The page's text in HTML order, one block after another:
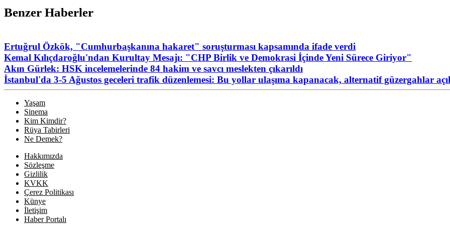
Benzer Haberler
Ertuğrul Özkök, "Cumhurbaşkanına hakaret" soruşturması kapsamında ifade verdi
Kemal Kılıçdaroğlu'ndan Kurultay Mesajı: "CHP Birlik ve Demokrasi İçinde Yeni Sürece Giriyor"
Akın Gürlek: HSK incelemelerinde 84 hakim ve savcı meslekten çıkarıldı
İstanbul'da 3-5 Ağustos geceleri trafik düzenlemesi: Bu yollar ulaşıma kapanacak, alternatif güzergahlar
Yaşam
Sinema
Kim Kimdir?
Rüya Tabirleri
Ne Demek?
Hakkımızda
Sözleşme
Gizlilik
KVKK
Çerez Politikası
Künye
İletişim
Haber Portalı